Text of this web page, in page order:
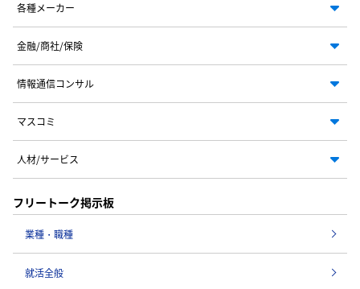
各種メーカー
金融/商社/保険
情報通信コンサル
マスコミ
人材/サービス
フリートーク掲示板
業種・職種
就活全般